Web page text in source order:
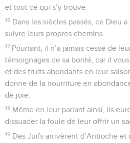
et tout ce qui s’y trouve.
16 Dans les siècles passés, ce Dieu
suivre leurs propres chemins.
17 Pourtant, il n’a jamais cessé de
témoignages de sa bonté, car il
et des fruits abondants en leur
donne de la nourriture en
de joie.
18 Même en leur parlant ainsi, ils
dissuader la foule de leur offrir un
19 Des Juifs arrivèrent d’Antioche et